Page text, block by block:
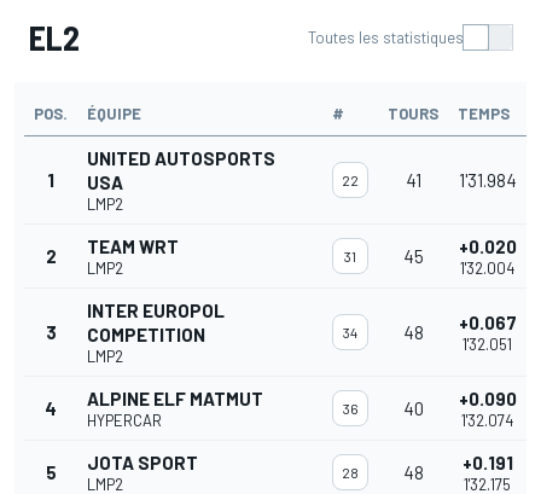
EL2 Toutes les statistiques
POS. ÉQUIPE # TOURS TEMPS
1
UNITED AUTOSPORTS
USA
LMP2
22 41 1'31.984
2 TEAM WRT
LMP2
31 45 +0.020
1'32.004
3
INTER EUROPOL
COMPETITION
LMP2
34 48 +0.067
1'32.051
4 ALPINE ELF MATMUT
HYPERCAR
36 40 +0.090
1'32.074
5 JOTA SPORT
LMP2
28 48 +0.191
1'32.175